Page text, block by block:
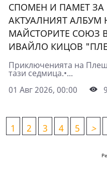
СПОМЕН И ПАМЕТ
АКТУАЛНИЯТ
МАЙСТОРИТЕ СОЮЗ
ИВАЙЛО КИЦОВ
Приключенията на
тази седмица.•...
01 Авг 2026, 00:00
1 2 3 4 5 >